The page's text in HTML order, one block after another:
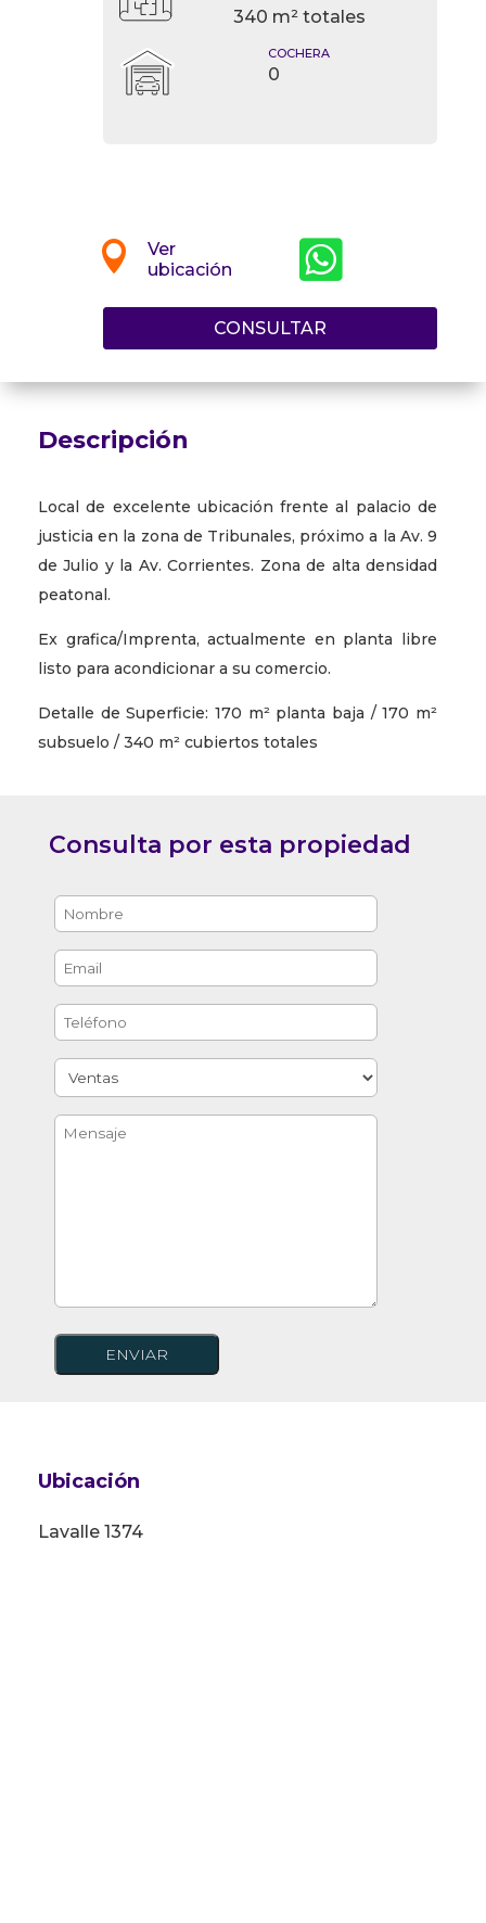
340 m² totales
COCHERA
0

Ver
ubicación

CONSULTAR
Descripción
Local de excelente ubicación frente al palacio de
justicia en la zona de Tribunales, próximo a la Av. 9
de Julio y la Av. Corrientes. Zona de alta densidad
peatonal.
Ex grafica/Imprenta, actualmente en planta libre
listo para acondicionar a su comercio.
Detalle de Superficie: 170 m² planta baja / 170 m²
subsuelo / 340 m² cubiertos totales
Consulta por esta propiedad
Ubicación
Lavalle 1374